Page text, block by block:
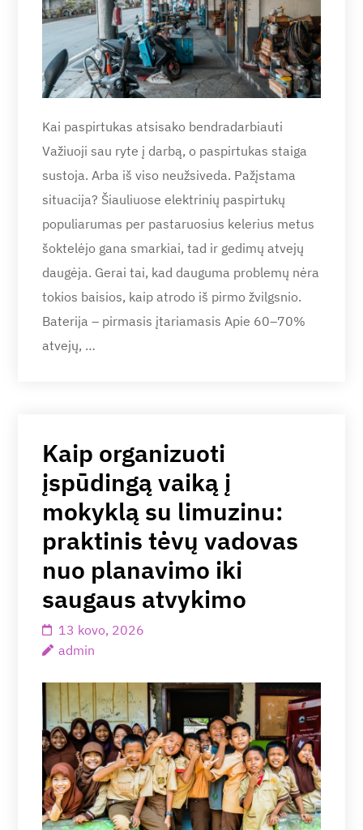
Kai paspirtukas atsisako bendradarbiauti
Važiuoji sau ryte į darbą, o paspirtukas staiga
sustoja. Arba iš viso neužsiveda. Pažįstama
situacija? Šiauliuose elektrinių paspirtukų
populiarumas per pastaruosius kelerius metus
šoktelėjo gana smarkiai, tad ir gedimų atvejų
daugėja. Gerai tai, kad dauguma problemų nėra
tokios baisios, kaip atrodo iš pirmo žvilgsnio.
Baterija – pirmasis įtariamasis Apie 60–70%
atvejų, …
Kaip organizuoti
įspūdingą vaiką į
mokyklą su limuzinu:
praktinis tėvų vadovas
nuo planavimo iki
saugaus atvykimo
13 kovo, 2026
admin